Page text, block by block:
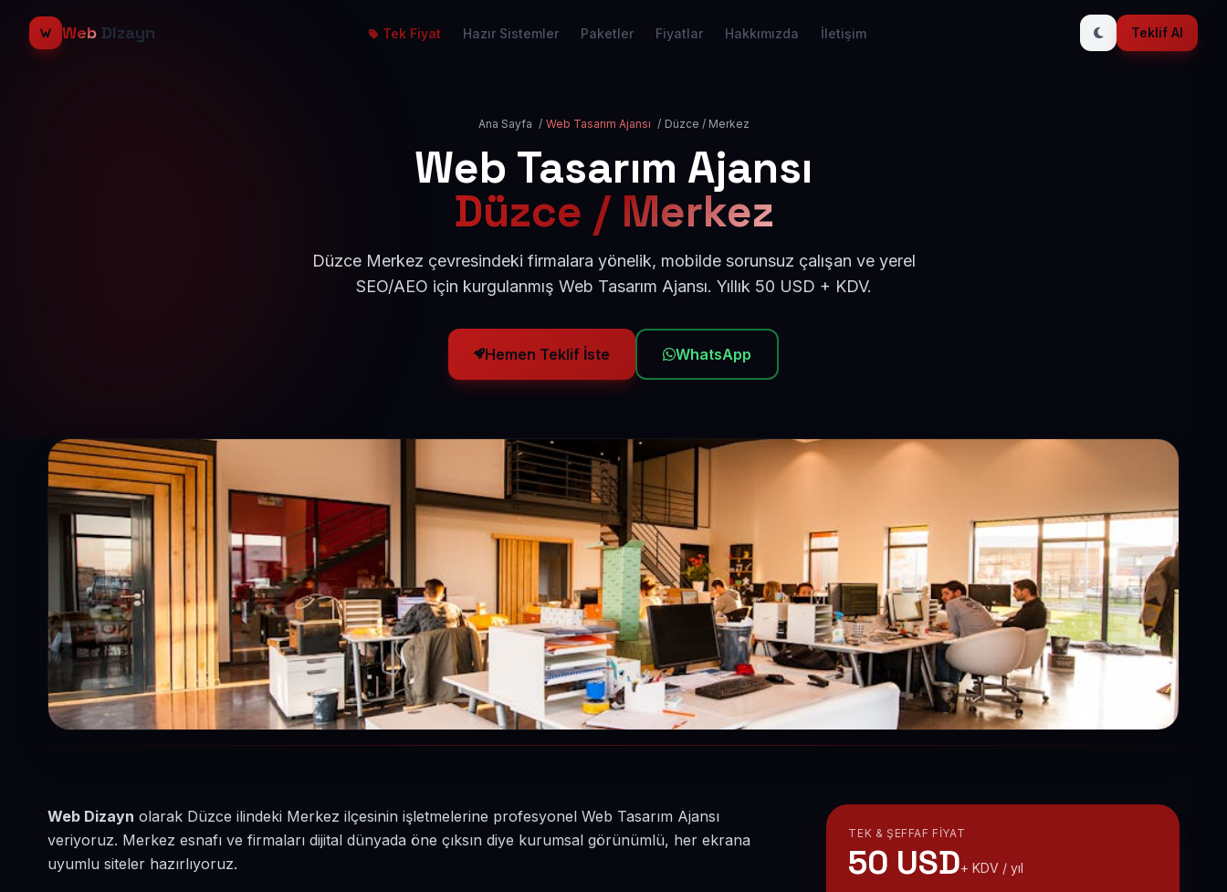
Web Dizayn Tek Fiyat Hazır Sistemler Paketler Fiyatlar Hakkımızda İletişim Teklif Al
Ana Sayfa / Web Tasarım Ajansı / Düzce / Merkez
Web Tasarım Ajansı
Düzce / Merkez
Düzce Merkez çevresindeki firmalara yönelik, mobilde sorunsuz çalışan ve yerel
SEO/AEO için kurgulanmış Web Tasarım Ajansı. Yıllık 50 USD + KDV.
Hemen Teklif İste WhatsApp
Web Dizayn olarak Düzce ilindeki Merkez ilçesinin işletmelerine profesyonel Web Tasarım Ajansı
veriyoruz. Merkez esnafı ve firmaları dijital dünyada öne çıksın diye kurumsal görünümlü, her ekrana
uyumlu siteler hazırlıyoruz.
TEK & ŞEFFAF FIYAT
50 USD+ KDV / yıl